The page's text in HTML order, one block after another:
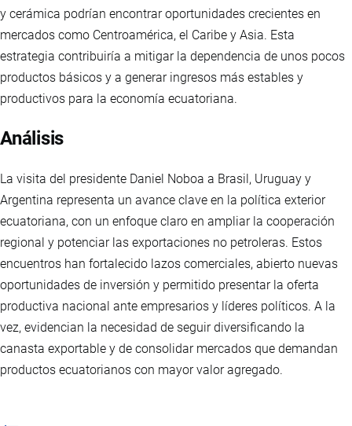
y cerámica podrían encontrar oportunidades crecientes en
mercados como Centroamérica, el Caribe y Asia. Esta
estrategia contribuiría a mitigar la dependencia de unos pocos
productos básicos y a generar ingresos más estables y
productivos para la economía ecuatoriana.
Análisis
La visita del presidente Daniel Noboa a Brasil, Uruguay y
Argentina representa un avance clave en la política exterior
ecuatoriana, con un enfoque claro en ampliar la cooperación
regional y potenciar las exportaciones no petroleras. Estos
encuentros han fortalecido lazos comerciales, abierto nuevas
oportunidades de inversión y permitido presentar la oferta
productiva nacional ante empresarios y líderes políticos. A la
vez, evidencian la necesidad de seguir diversificando la
canasta exportable y de consolidar mercados que demandan
productos ecuatorianos con mayor valor agregado.